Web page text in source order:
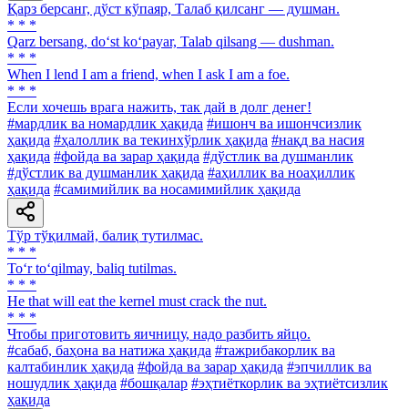
Қарз берсанг, дўст кўпаяр, Талаб қилсанг — душман.
* * *
Qarz bersang, do‘st ko‘payar, Talab qilsang — dushman.
* * *
When I lend I am a friend, when I ask I am a foe.
* * *
Если хочешь врага нажить, так дай в долг денег!
#мардлик ва номардлик ҳақида #ишонч ва ишончсизлик
ҳақида #ҳалоллик ва текинхўрлик ҳақида #нақд ва насия
ҳақида #фойда ва зарар ҳақида #дўстлик ва душманлик
#дўстлик ва душманлик ҳақида #аҳиллик ва ноаҳиллик
ҳақида #самимийлик ва носамимийлик ҳақида
Тўр тўқилмай, балиқ тутилмас.
* * *
To‘r to‘qilmay, baliq tutilmas.
* * *
He that will eat the kernel must crack the nut.
* * *
Чтобы приготовить яичницу, надо разбить яйцо.
#сабаб, баҳона ва натижа ҳақида #тажрибакорлик ва
калтабинлик ҳақида #фойда ва зарар ҳақида #эпчиллик ва
ношудлик ҳақида #бошқалар #эҳтиёткорлик ва эҳтиётсизлик
ҳақида